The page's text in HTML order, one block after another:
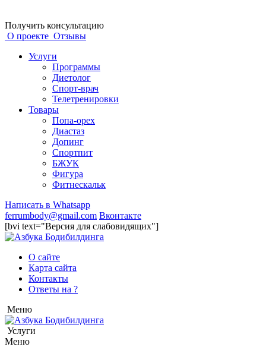
Получить консультацию
О проекте Отзывы
Услуги
Программы
Диетолог
Спорт-врач
Телетренировки
Товары
Попа-орех
Диастаз
Допинг
Спортпит
БЖУК
Фигура
Фитнескальк
Написать в Whatsapp
ferrumbody@gmail.com Вконтакте
[bvi text="Версия для слабовидящих"]
О сайте
Карта сайта
Контакты
Ответы на ?
Меню
Услуги
Меню